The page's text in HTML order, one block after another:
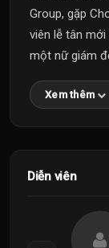
Group, gặp
viên lễ tân
một nữ giám
Xem thêm
Diễn viên